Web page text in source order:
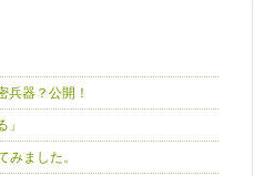
兵器？公開！
みました。